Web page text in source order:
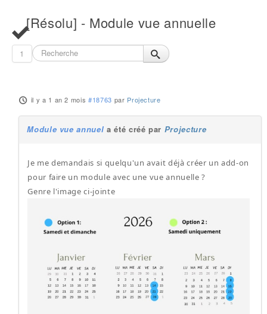
[Résolu] - Module vue annuelle
1
il y a 1 an 2 mois #18763 par Projecture
Module vue annuel a été créé par Projecture
Je me demandais si quelqu'un avait déjà créer un add-on
pour faire un module avec une vue annuelle ?
Genre l'image ci-jointe